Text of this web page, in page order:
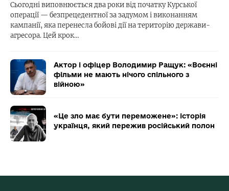
Сьогодні виповнюється два роки від початку Курської
операції — безпрецедентної за задумом і виконанням
кампанії, яка перенесла бойові дії на територію держави-
агресора. Цей крок…
Актор і офіцер Володимир Ращук: «Воєнні
фільми не мають нічого спільного з
війною»
«Це зло має бути переможене»: історія
українця, який пережив російський полон